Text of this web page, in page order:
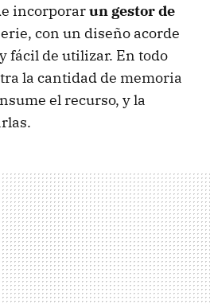
incorporarun gestor de
con un diseño acorde
fácil de utilizar. En todo
la cantidad de memoria
el recurso, y la